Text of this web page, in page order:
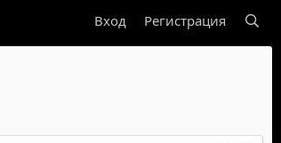
Вход Регистрация